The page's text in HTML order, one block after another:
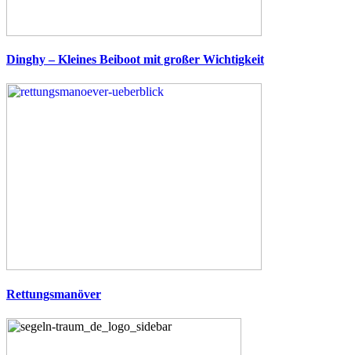
Dinghy – Kleines Beiboot mit großer Wichtigkeit
Rettungsmanöver